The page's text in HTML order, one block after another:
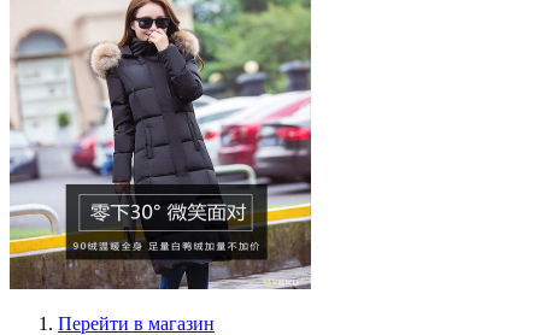
Перейти в магазин